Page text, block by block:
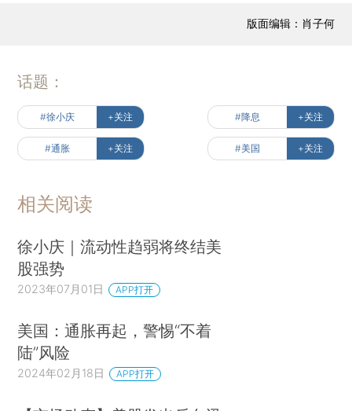
版面编辑：肖子何
话题：
#徐小庆 +关注 #降息 +关注
#通胀 +关注 #美国 +关注
相关阅读
徐小庆｜流动性趋弱将终结美
股强势
2023年07月01日 APP打开
美国：通胀再起，警惕“不着
陆”风险
2024年02月18日 APP打开